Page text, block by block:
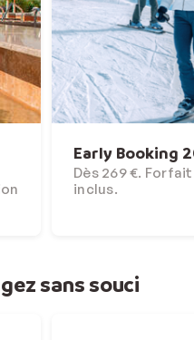
Early Booking
Dès 269 €.
inclus.
sans souci